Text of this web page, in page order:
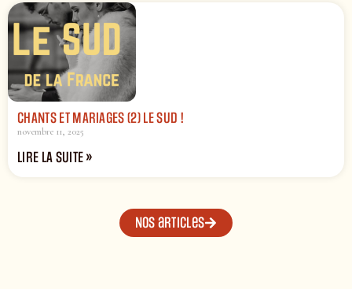
CHANTS ET MARIAGES (2) LE SUD !
novembre 11, 2025
LIRE LA SUITE »
Nos articles